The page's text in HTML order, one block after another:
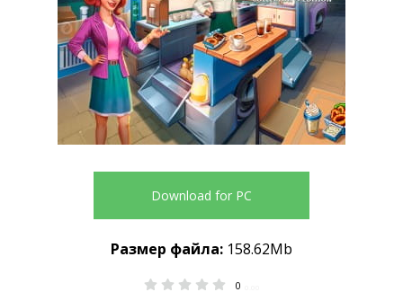
Download for PC
0
Размер файла: 158.62Mb